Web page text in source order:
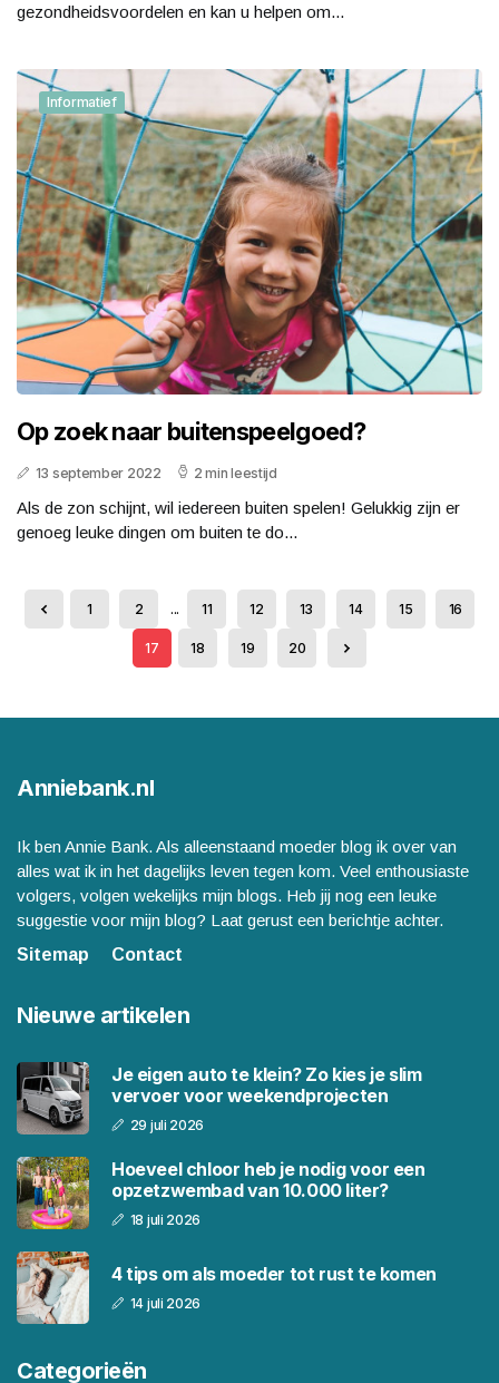
gezondheidsvoordelen en kan u helpen om...
Informatief
Op zoek naar buitenspeelgoed?
13 september 2022 2 min leestijd
Als de zon schijnt, wil iedereen buiten spelen! Gelukkig zijn er
genoeg leuke dingen om buiten te do...
1 2 ... 11 12 13 14 15 16
17 18 19 20
Anniebank.nl
Ik ben Annie Bank. Als alleenstaand moeder blog ik over van
alles wat ik in het dagelijks leven tegen kom. Veel enthousiaste
volgers, volgen wekelijks mijn blogs. Heb jij nog een leuke
suggestie voor mijn blog? Laat gerust een berichtje achter.
Sitemap
Contact
Nieuwe artikelen
Je eigen auto te klein? Zo kies je slim
vervoer voor weekendprojecten
29 juli 2026
Hoeveel chloor heb je nodig voor een
opzetzwembad van 10.000 liter?
18 juli 2026
4 tips om als moeder tot rust te komen
14 juli 2026
Categorieën